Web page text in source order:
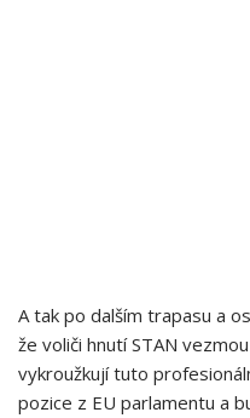
A tak po dalším trapasu a
že voliči hnutí STAN
vykroužkují tuto
pozice z EU parlamentu a